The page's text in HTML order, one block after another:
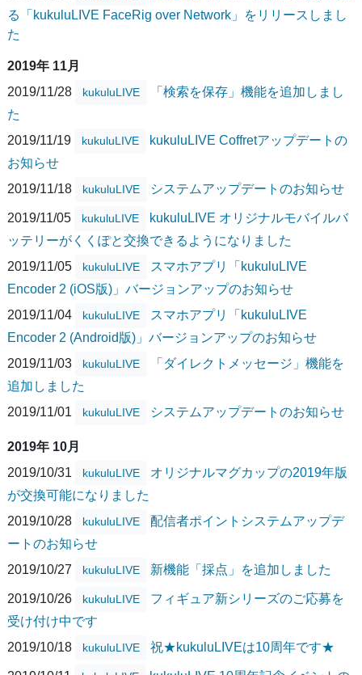
る「kukuluLIVE FaceRig over Network」をリリースしまし
た
2019年 11月
2019/11/28
kukuluLIVE
「検索を保存」機能を追加しまし
た
2019/11/19
kukuluLIVE
kukuluLIVE Coffretアップデートの
お知らせ
2019/11/18
kukuluLIVE システムアップデートのお知らせ
2019/11/05 kukuluLIVE
kukuluLIVE オリジナルモバイルバ
ッテリーがくくぽと交換できるようになりました
2019/11/05
kukuluLIVE
スマホアプリ「kukuluLIVE
Encoder 2 (iOS版)」バージョンアップのお知らせ
2019/11/04
kukuluLIVE
スマホアプリ「kukuluLIVE
Encoder 2 (Android版)」バージョンアップのお知らせ
2019/11/03
kukuluLIVE
「ダイレクトメッセージ」機能を
追加しました
2019/11/01
kukuluLIVE システムアップデートのお知らせ
2019年 10月
2019/10/31
kukuluLIVE
オリジナルマグカップの2019年版
が交換可能になりました
2019/10/28
kukuluLIVE
配信者ポイントシステムアップデ
ートのお知らせ
2019/10/27
kukuluLIVE 新機能「採点」を追加しました
2019/10/26 kukuluLIVE
フィギュア新シリーズのご応募を
受け付け中です
2019/10/18
kukuluLIVE 祝★kukuluLIVEは10周年です★